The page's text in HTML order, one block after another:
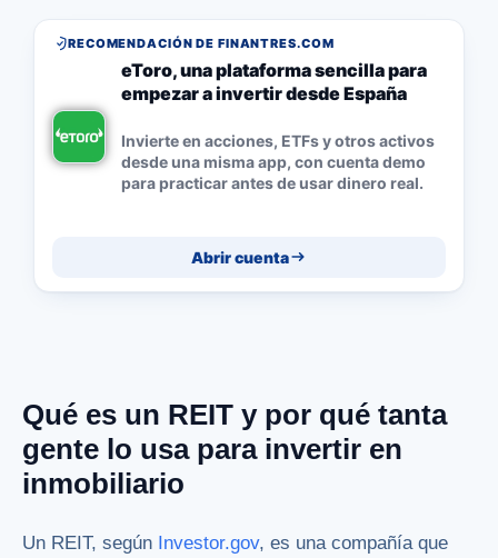
RECOMENDACIÓN DE FINANTRES.COM
eToro, una plataforma sencilla para
empezar a invertir desde España
Invierte en acciones, ETFs y otros activos
desde una misma app, con cuenta demo
para practicar antes de usar dinero real.
Abrir cuenta
Qué es un REIT y por qué tanta
gente lo usa para invertir en
inmobiliario
Un REIT, según Investor.gov, es una compañía que